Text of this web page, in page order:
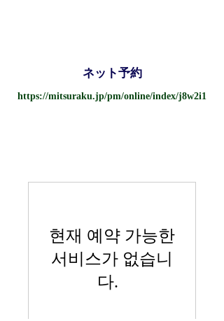
ネット予約
https://mitsuraku.jp/pm/online/index/j8w2i1
현재 예약 가능한
서비스가 없습니
다.